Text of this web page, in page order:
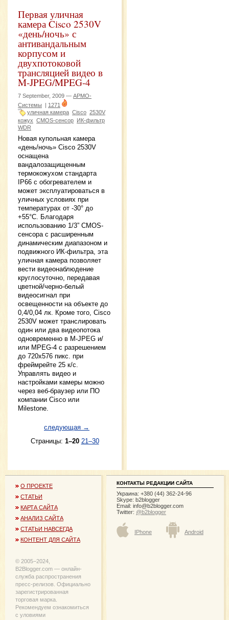
Первая уличная
камера Cisco 2530V
«день/ночь» с
антивандальным
корпусом и
двухпотоковой
трансляцией видео в
M-JPEG/MPEG-4
7 September, 2009 — АРМО-
Системы | 1271
уличная камера Cisco 2530V
кожух CMOS-сенсор ИК-фильтр
WDR
Новая купольная камера
«день/ночь» Cisco 2530V
оснащена
вандалозащищенным
термокожухом стандарта
IP66 с обогревателем и
может эксплуатироваться в
уличных условиях при
температурах от -30° до
+55°С. Благодаря
использованию 1/3” CMOS-
сенсора с расширенным
динамическим диапазоном и
подвижного ИК-фильтра, эта
уличная камера позволяет
вести видеонаблюдение
круглосуточно, передавая
цветной/черно-белый
видеосигнал при
освещенности на объекте до
0,4/0,04 лк. Кроме того, Cisco
2530V может транслировать
один или два видеопотока
одновременно в M-JPEG и/
или MPEG-4 с разрешением
до 720х576 пикс. при
фреймрейте 25 к/с.
Управлять видео и
настройками камеры можно
через веб-браузер или ПО
компании Cisco или
Milestone.
следующая →
Страницы: 1–20 21–30
О ПРОЕКТЕ
СТАТЬИ
КАРТА САЙТА
АНАЛИЗ САЙТА
СТАТЬИ НАВСЕГДА
КОНТЕНТ ДЛЯ САЙТА
© 2005−2024,
B2Blogger.com — онлайн-
служба распространения
пресс-релизов. Официально
зарегистрированная
торговая марка.
Рекомендуем ознакомиться
с уловиями
КОНТАКТЫ РЕДАКЦИИ САЙТА
Украина: +380 (44) 362-24-96
Skype: b2blogger
Email: info@b2blogger.com
Twitter: @b2blogger
IPhone Android